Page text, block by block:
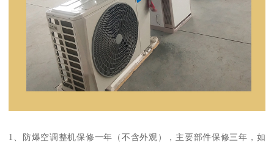
1、防爆空调整机保修一年（不含外观），主要部件保修三年，如